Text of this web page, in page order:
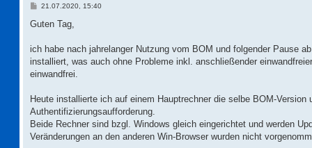
B
i
a
21.07.2020, 15:40
Guten Tag,
ich habe nach jahrelanger Nutzung vom BOM und folgender Pause
installiert, was auch ohne Probleme inkl. anschließender
einwandfrei.
Heute installierte ich auf einem Hauptrechner die selbe BOM-
Authentifizierungsaufforderung.
Beide Rechner sind bzgl. Windows gleich eingerichtet und werden
Veränderungen an den anderen Win-Browser wurden nicht